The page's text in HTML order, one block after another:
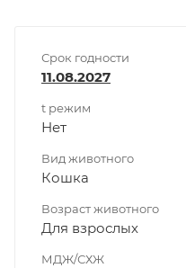
Срок годности
11.08.2027
t режим
Нет
Вид животного
Кошка
Возраст животного
Для взрослых
МДЖ/СХЖ